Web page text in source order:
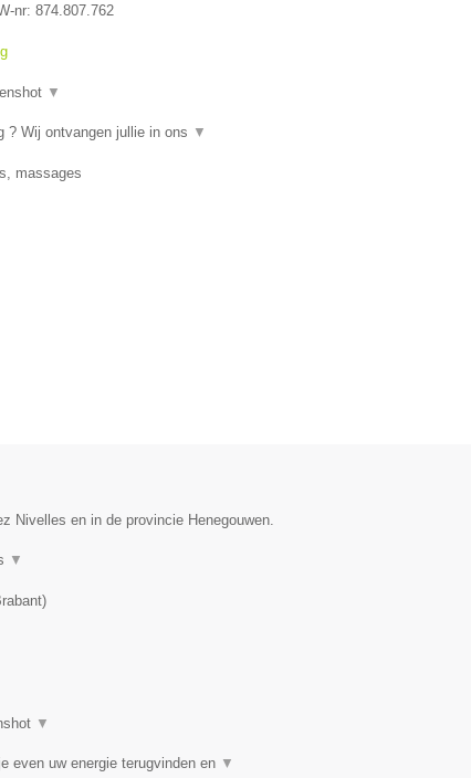
nr: 874.807.762
▼
? Wij ontvangen jullie in ons ▼
massages
Nivelles en in de provincie Henegouwen.
▼
)
▼
even uw energie terugvinden en ▼